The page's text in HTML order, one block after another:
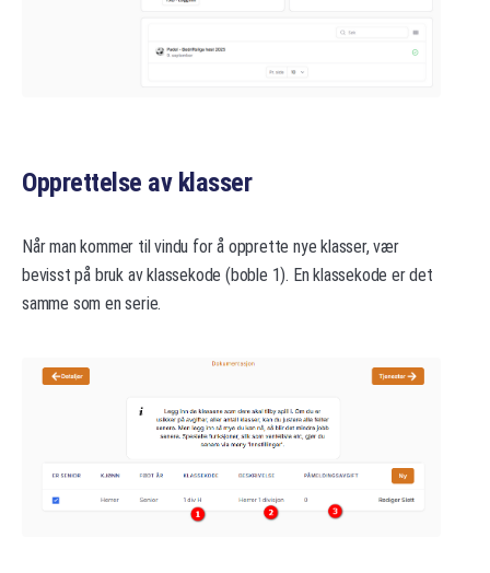
Opprettelse av klasser
Når man kommer til vindu for å opprette nye klasser, vær
bevisst på bruk av klassekode (boble 1). En klassekode er det
samme som en serie.